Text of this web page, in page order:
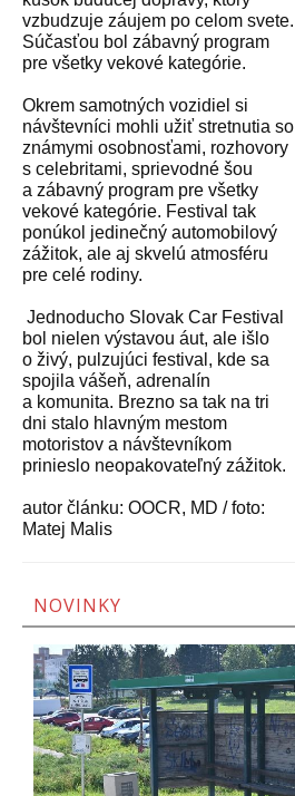
vzbudzuje záujem po celom svete.
Súčasťou bol zábavný program
pre všetky vekové kategórie.
Okrem samotných vozidiel si
návštevníci mohli užiť stretnutia so
známymi osobnosťami, rozhovory
s celebritami, sprievodné šou
a zábavný program pre všetky
vekové kategórie. Festival tak
ponúkol jedinečný automobilový
zážitok, ale aj skvelú atmosféru
pre celé rodiny.
Jednoducho Slovak Car Festival
bol nielen výstavou áut, ale išlo
o živý, pulzujúci festival, kde sa
spojila vášeň, adrenalín
a komunita. Brezno sa tak na tri
dni stalo hlavným mestom
motoristov a návštevníkom
prinieslo neopakovateľný zážitok.
autor článku: OOCR, MD / foto:
Matej Malis
NOVINKY